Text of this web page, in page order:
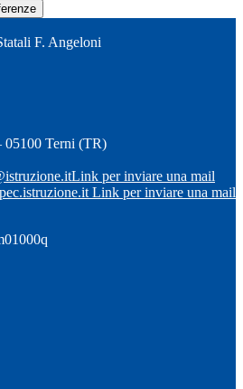
F. Angeloni
05100 Terni (TR)
Link per inviare una mail
Link per inviare una mail